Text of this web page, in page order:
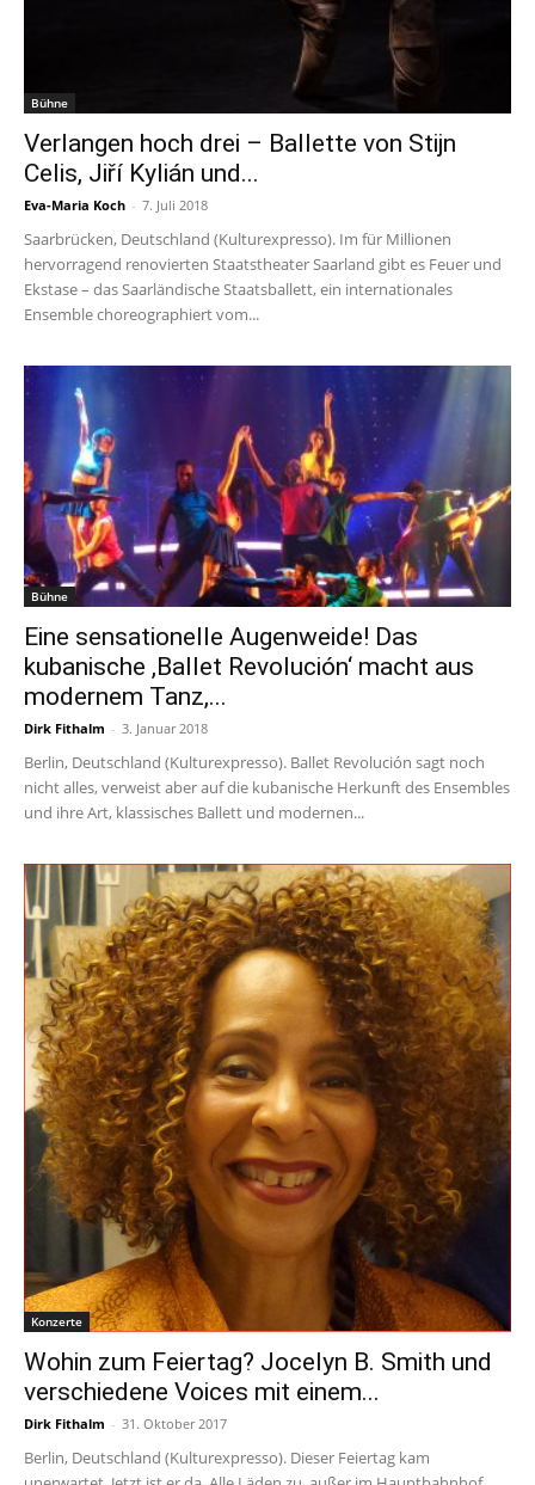
Bühne
Verlangen hoch drei – Ballette von Stijn
Celis, Jiří Kylián und...
Eva-Maria Koch - 7. Juli 2018
Saarbrücken, Deutschland (Kulturexpresso). Im für Millionen
hervorragend renovierten Staatstheater Saarland gibt es Feuer und
Ekstase – das Saarländische Staatsballett, ein internationales
Ensemble choreographiert vom...
Bühne
Eine sensationelle Augenweide! Das
kubanische ,Ballet Revolución‘ macht aus
modernem Tanz,...
Dirk Fithalm - 3. Januar 2018
Berlin, Deutschland (Kulturexpresso). Ballet Revolución sagt noch
nicht alles, verweist aber auf die kubanische Herkunft des Ensembles
und ihre Art, klassisches Ballett und modernen...
Konzerte
Wohin zum Feiertag? Jocelyn B. Smith und
verschiedene Voices mit einem...
Dirk Fithalm - 31. Oktober 2017
Berlin, Deutschland (Kulturexpresso). Dieser Feiertag kam